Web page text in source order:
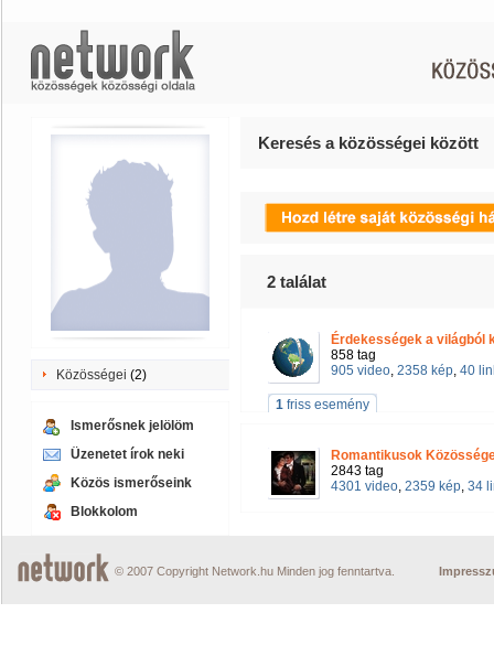
Közösségei (2)
Ismerősnek jelölöm
Üzenetet írok neki
Közös ismerőseink
Blokkolom
Keresés a közösségei között
2 találat
Érdekességek a világból
858 tag
905 video, 2358 kép, 40
1 friss esemény
Romantikusok
2843 tag
4301 video, 2359 kép, 34
© 2007 Copyright Network.hu Minden jog fenntartva.